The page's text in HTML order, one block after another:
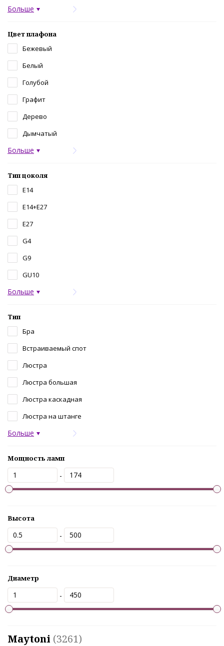
Больше
Цвет плафона
Бежевый
Белый
Голубой
Графит
Дерево
Дымчатый
Больше
Тип цоколя
E14
E14+E27
E27
G4
G9
GU10
Больше
Тип
Бра
Встраиваемый спот
Люстра
Люстра большая
Люстра каскадная
Люстра на штанге
Больше
Мощность ламп
-
Высота
-
Диаметр
-
Maytoni (3261)